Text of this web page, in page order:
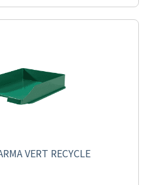
VERT RECYCLE